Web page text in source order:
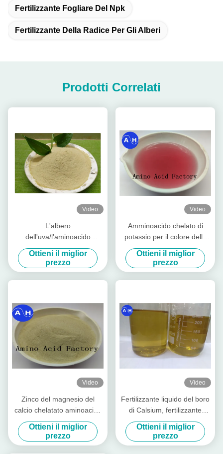
Fertilizzante Fogliare Del Npk
Fertilizzante Della Radice Per Gli Alberi
Prodotti Correlati
Video
L'albero
dell'uva/l'aminoacido
organico del fertilizzante
albero da frutto ha chelatato
i minerali
Ottieni il miglior
prezzo
Video
Amminoacido chelato di
potassio per il colore della
frutta che promuove lo
sviluppo del colore rosso
Ottieni il miglior
prezzo
Video
Zinco del magnesio del
calcio chelatato aminoacido
dei micronutrienti degli spray
fogliari dei banani
Ottieni il miglior
prezzo
Video
Fertilizzante liquido del boro
di Calsium, fertilizzante
dell'albero da frutto con gli
aminoacidi in piante
Ottieni il miglior
prezzo